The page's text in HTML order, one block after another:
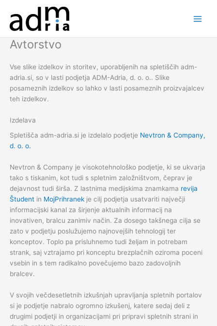
content
Avtorstvo
Vse slike izdelkov in storitev, uporabljenih na spletiščih adm-
adria.si, so v lasti podjetja ADM-Adria, d. o. o.. Slike
posameznih izdelkov so lahko v lasti posameznih proizvajalcev
teh izdelkov.
Izdelava
Spletišča adm-adria.si je izdelalo podjetje Nevtron & Company,
d. o. o.
Nevtron & Company je visokotehnološko podjetje, ki se ukvarja
tako s tiskanim, kot tudi s spletnim založništvom, čeprav je
dejavnost tudi širša. Z lastnima medijskima znamkama revija
Študent in MojPrihranek je cilj podjetja usatvariti največji
informacijski kanal za širjenje aktualnih informacij na
inovativen, bralcu zanimiv način. Za dosego takšnega cilja se
zato v podjetju poslužujemo najnovejših tehnologij ter
konceptov. Toplo pa prisluhnemo tudi željam in potrebam
strank, saj vztrajamo pri konceptu brezplačnih oziroma poceni
vsebin in s tem radikalno povečujemo bazo zadovoljnih
bralcev.
V svojih večdesetletnih izkušnjah upravljanja spletnih portalov
si je podjetje nabralo ogromno izkušenj, katere sedaj deli z
drugimi podjetji in organizacijami pri pripravi spletnih strani in